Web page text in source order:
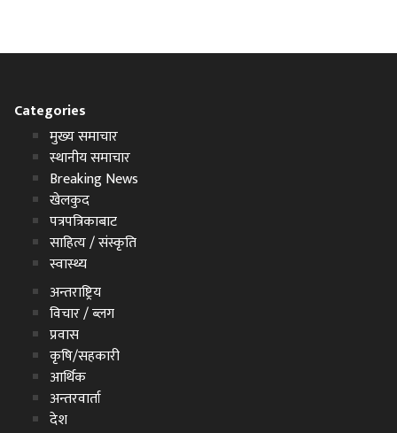
Categories
मुख्य समाचार
स्थानीय समाचार
Breaking News
खेलकुद
पत्रपत्रिकाबाट
साहित्य / संस्कृति
स्वास्थ्य
अन्तराष्ट्रिय
विचार / ब्लग
प्रवास
कृषि/सहकारी
आर्थिक
अन्तरवार्ता
देश